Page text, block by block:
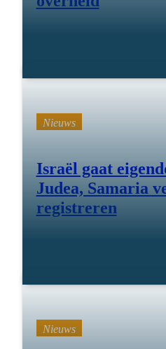
Nieuws
Israël gaat
Judea, Samaria
registreren
Nieuws